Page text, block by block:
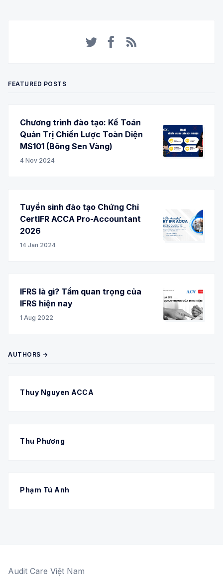
FEATURED POSTS
Chương trình đào tạo: Kế Toán
Quản Trị Chiến Lược Toàn Diện
MS101 (Bông Sen Vàng)
4 Nov 2024
Tuyển sinh đào tạo Chứng Chỉ
CertIFR ACCA Pro-Accountant
2026
14 Jan 2024
IFRS là gì? Tầm quan trọng của
IFRS hiện nay
1 Aug 2022
AUTHORS →
Thuy Nguyen ACCA
Thu Phương
Phạm Tú Anh
Audit Care Việt Nam